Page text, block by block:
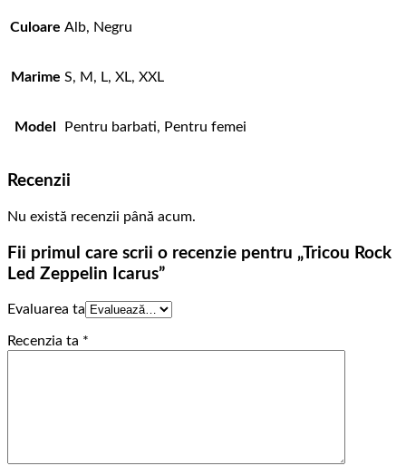
Culoare Alb, Negru
Marime S, M, L, XL, XXL
Model Pentru barbati, Pentru femei
Recenzii
Nu există recenzii până acum.
Fii primul care scrii o recenzie pentru „Tricou Rock
Led Zeppelin Icarus”
Evaluarea ta
Recenzia ta *